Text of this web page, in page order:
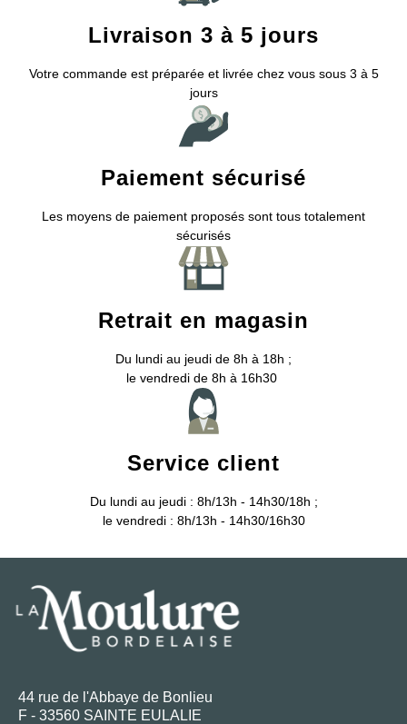
Livraison 3 à 5 jours
Votre commande est préparée et livrée chez vous sous 3 à 5
jours
Paiement sécurisé
Les moyens de paiement proposés sont tous totalement
sécurisés
Retrait en magasin
Du lundi au jeudi de 8h à 18h ;
le vendredi de 8h à 16h30
Service client
Du lundi au jeudi : 8h/13h - 14h30/18h ;
le vendredi : 8h/13h - 14h30/16h30
44 rue de l'Abbaye de Bonlieu
F - 33560 SAINTE EULALIE